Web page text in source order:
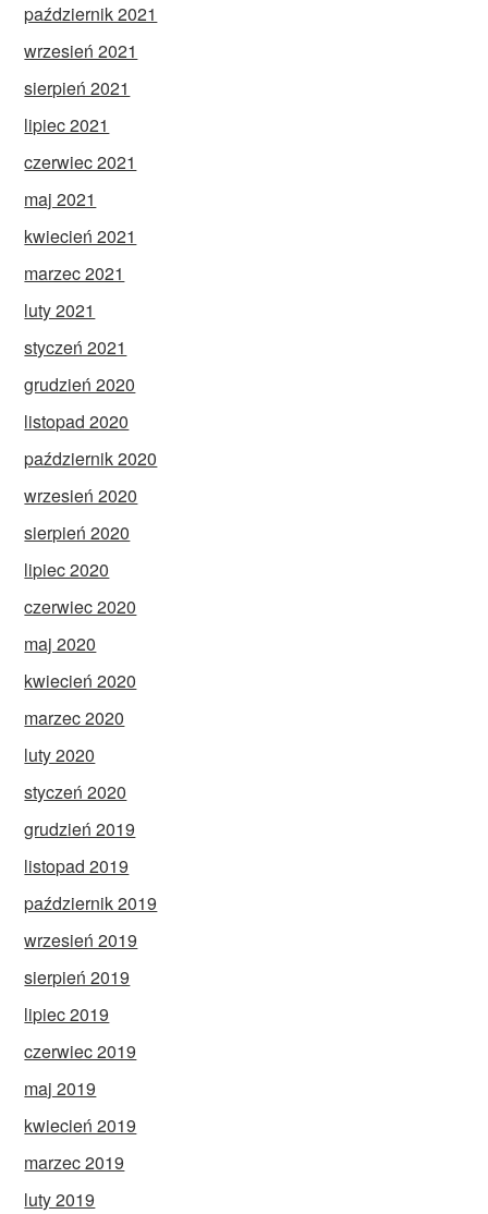
październik 2021
wrzesień 2021
sierpień 2021
lipiec 2021
czerwiec 2021
maj 2021
kwiecień 2021
marzec 2021
luty 2021
styczeń 2021
grudzień 2020
listopad 2020
październik 2020
wrzesień 2020
sierpień 2020
lipiec 2020
czerwiec 2020
maj 2020
kwiecień 2020
marzec 2020
luty 2020
styczeń 2020
grudzień 2019
listopad 2019
październik 2019
wrzesień 2019
sierpień 2019
lipiec 2019
czerwiec 2019
maj 2019
kwiecień 2019
marzec 2019
luty 2019